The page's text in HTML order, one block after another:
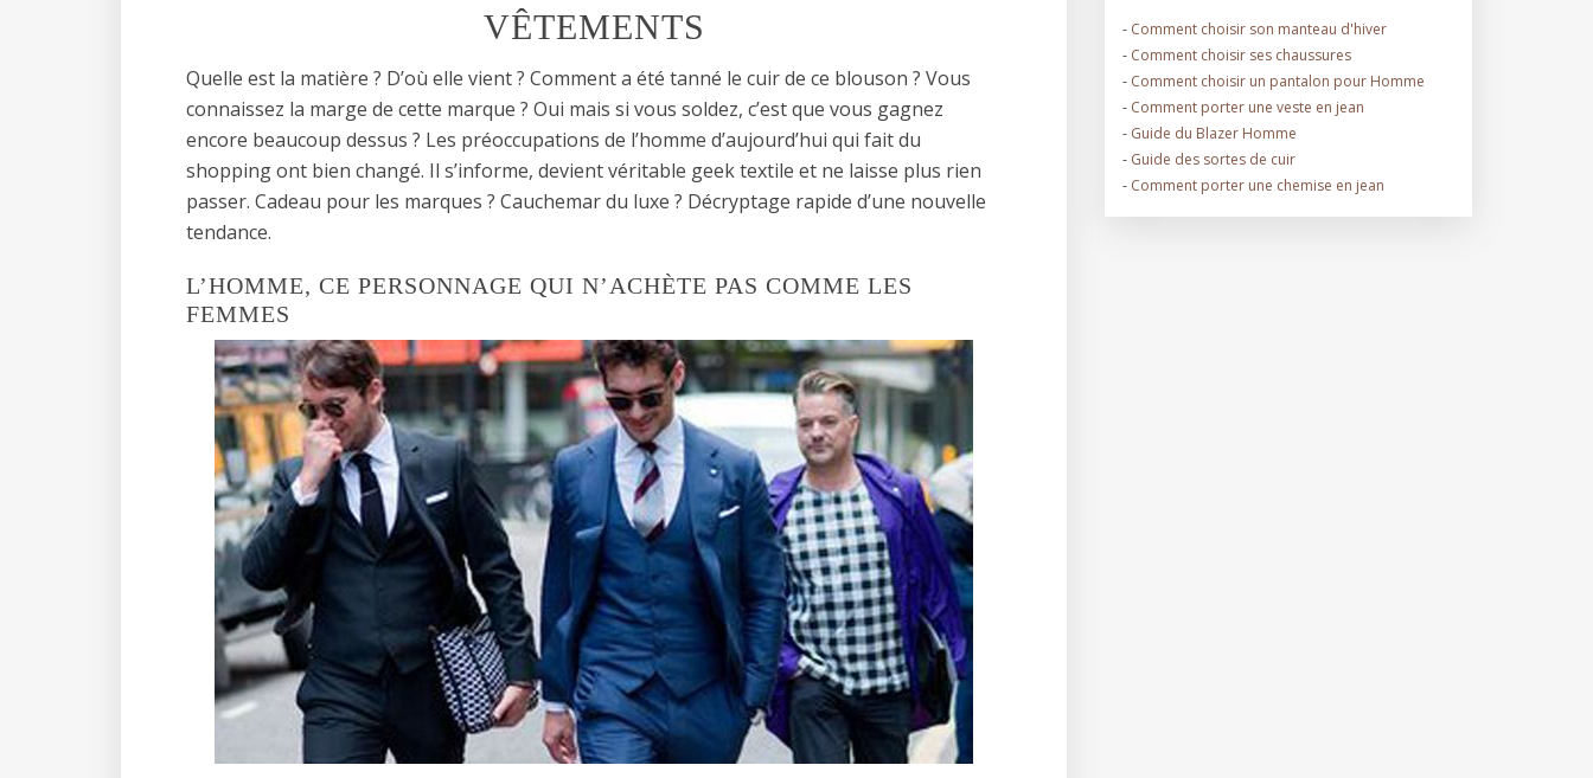
VÊTEMENTS
Quelle est la matière ? D’où elle vient ? Comment a été tanné le cuir de ce blouson ? Vous
connaissez la marge de cette marque ? Oui mais si vous soldez, c’est que vous gagnez
encore beaucoup dessus ? Les préoccupations de l’homme d’aujourd’hui qui fait du
shopping ont bien changé. Il s’informe, devient véritable geek textile et ne laisse plus rien
passer. Cadeau pour les marques ? Cauchemar du luxe ? Décryptage rapide d’une nouvelle
tendance.
L’HOMME, CE PERSONNAGE QUI N’ACHÈTE PAS COMME LES
FEMMES
- Comment choisir son manteau d'hiver
- Comment choisir ses chaussures
- Comment choisir un pantalon pour Homme
- Comment porter une veste en jean
- Guide du Blazer Homme
- Guide des sortes de cuir
- Comment porter une chemise en jean